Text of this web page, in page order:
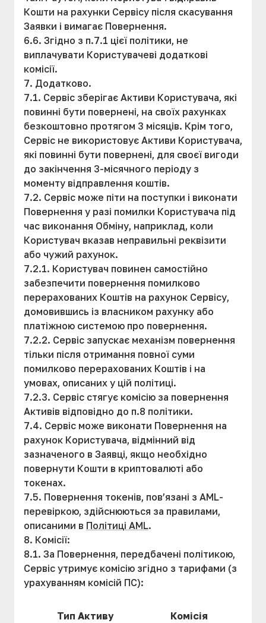
Кошти на рахунки Сервісу після скасування
Заявки і вимагає Повернення.
6.6. Згідно з п.7.1 цієї політики, не
виплачувати Користувачеві додаткові
комісії.
7. Додатково.
7.1. Сервіс зберігає Активи Користувача, які
повинні бути повернені, на своїх рахунках
безкоштовно протягом 3 місяців. Крім того,
Сервіс не використовує Активи Користувача,
які повинні бути повернені, для своєї вигоди
до закінчення 3-місячного періоду з
моменту відправлення коштів.
7.2. Сервіс може піти на поступки і виконати
Повернення у разі помилки Користувача під
час виконання Обміну, наприклад, коли
Користувач вказав неправильні реквізити
або чужий рахунок.
7.2.1. Користувач повинен самостійно
забезпечити повернення помилково
перерахованих Коштів на рахунок Сервісу,
домовившись із власником рахунку або
платіжною системою про повернення.
7.2.2. Сервіс запускає механізм повернення
тільки після отримання повної суми
помилково перерахованих Коштів і на
умовах, описаних у цій політиці.
7.2.3. Сервіс стягує комісію за повернення
Активів відповідно до п.8 політики.
7.4. Сервіс може виконати Повернення на
рахунок Користувача, відмінний від
зазначеного в Заявці, якщо необхідно
повернути Кошти в криптовалюті або
токенах.
7.5. Повернення токенів, пов’язані з AML-
перевіркою, здійснюються за правилами,
описаними в Політиці AML.
8. Комісії:
8.1. За Повернення, передбачені політикою,
Сервіс утримує комісію згідно з тарифами (з
урахуванням комісій ПС):
Тип Активу Комісія